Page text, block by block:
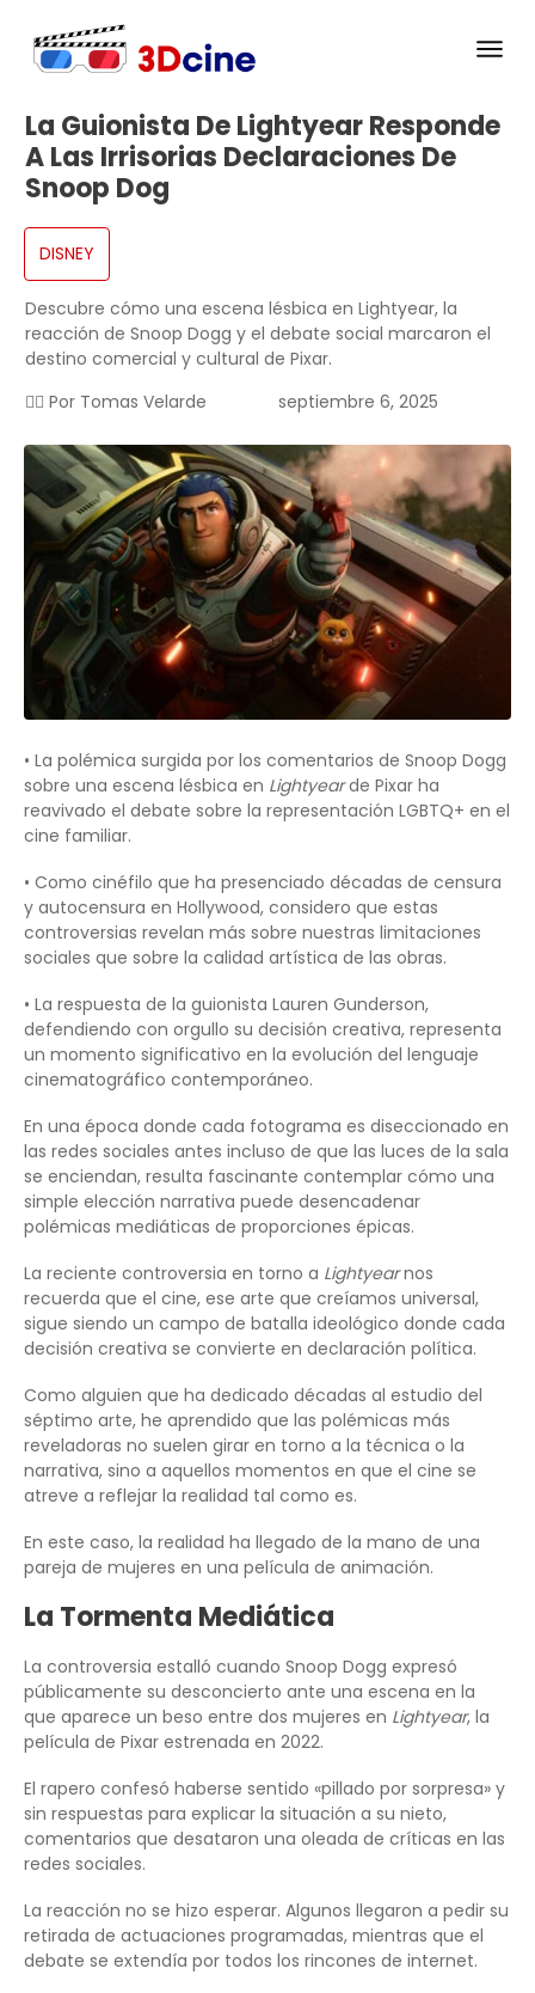
La Guionista De Lightyear Responde
A Las Irrisorias Declaraciones De
Snoop Dog
DISNEY
Descubre cómo una escena lésbica en Lightyear, la
reacción de Snoop Dogg y el debate social marcaron el
destino comercial y cultural de Pixar.
✍🏻 Por Tomas Velarde septiembre 6, 2025
• La polémica surgida por los comentarios de Snoop Dogg
sobre una escena lésbica en Lightyearde Pixar ha
reavivado el debate sobre la representación LGBTQ+ en el
cine familiar.
• Como cinéfilo que ha presenciado décadas de censura
y autocensura en Hollywood, considero que estas
controversias revelan más sobre nuestras limitaciones
sociales que sobre la calidad artística de las obras.
• La respuesta de la guionista Lauren Gunderson,
defendiendo con orgullo su decisión creativa, representa
un momento significativo en la evolución del lenguaje
cinematográfico contemporáneo.
En una época donde cada fotograma es diseccionado en
las redes sociales antes incluso de que las luces de la sala
se enciendan, resulta fascinante contemplar cómo una
simple elección narrativa puede desencadenar
polémicas mediáticas de proporciones épicas.
La reciente controversia en torno a Lightyearnos
recuerda que el cine, ese arte que creíamos universal,
sigue siendo un campo de batalla ideológico donde cada
decisión creativa se convierte en declaración política.
Como alguien que ha dedicado décadas al estudio del
séptimo arte, he aprendido que las polémicas más
reveladoras no suelen girar en torno a la técnica o la
narrativa, sino a aquellos momentos en que el cine se
atreve a reflejar la realidad tal como es.
En este caso, la realidad ha llegado de la mano de una
pareja de mujeres en una película de animación.
La Tormenta Mediática
La controversia estalló cuando Snoop Dogg expresó
públicamente su desconcierto ante una escena en la
que aparece un beso entre dos mujeres en Lightyear, la
película de Pixar estrenada en 2022.
El rapero confesó haberse sentido «pillado por sorpresa» y
sin respuestas para explicar la situación a su nieto,
comentarios que desataron una oleada de críticas en las
redes sociales.
La reacción no se hizo esperar. Algunos llegaron a pedir su
retirada de actuaciones programadas, mientras que el
debate se extendía por todos los rincones de internet.